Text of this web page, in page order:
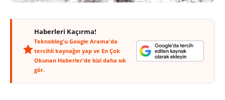
Haberleri Kaçırma!
Teknoblog'u Google Arama'da
tercihli kaynağın yap ve En Çok
Okunan Haberler'de bizi daha sık
gör.